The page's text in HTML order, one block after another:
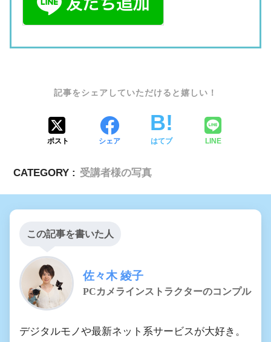
ポスト シェア はてブ LINE
CATEGORY : 受講者様の写真
この記事を書いた人
佐々木 綾子
PCカメラインストラクターのコンプル
デジタルモノや最新ネット系サービスが大好き。